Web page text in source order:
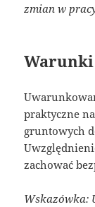
zmian w
praktyczne
gruntowych
zachować
Wskazówka: